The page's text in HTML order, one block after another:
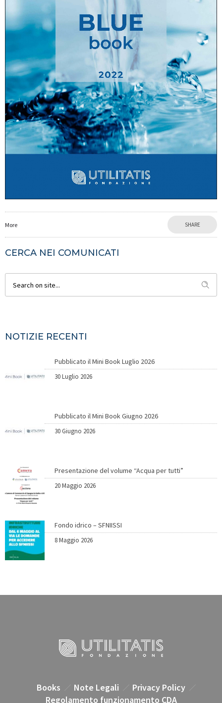
More SHARE
CERCA NEI COMUNICATI
NOTIZIE RECENTI
Pubblicato il Mini Book Luglio 2026
30 Luglio 2026
Pubblicato il Mini Book Giugno 2026
30 Giugno 2026
Presentazione del volume “Acqua per tutti”
20 Maggio 2026
Fondo idrico – SFNIISSI
8 Maggio 2026
Books Note Legali
Privacy Policy
Regolamento funzionamento CDA